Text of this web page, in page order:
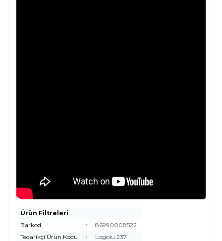
Ürün Filtreleri
Barkod
:
86990008522
Tedarikçi Ürün Kodu
:
Logolu 237